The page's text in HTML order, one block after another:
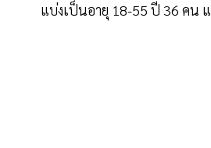
แบ่งเป็นอายุ 18-55 ปี 36 คน